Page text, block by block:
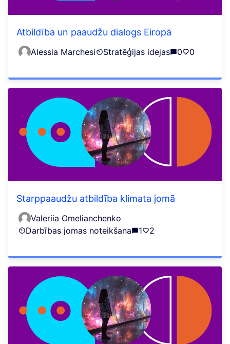
Atbildība un paaudžu dialogs Eiropā
Alessia Marchesi Stratēģijas idejas 0 0
Starppaaudžu atbildība klimata jomā
Valeriia Omelianchenko
Darbības jomas noteikšana
1 2